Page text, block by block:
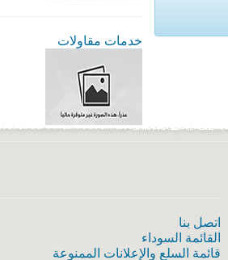
خدمات مقاولات
اتصل بنا
القائمة السوداء
قائمة السلع والإعلانات الممنوعة